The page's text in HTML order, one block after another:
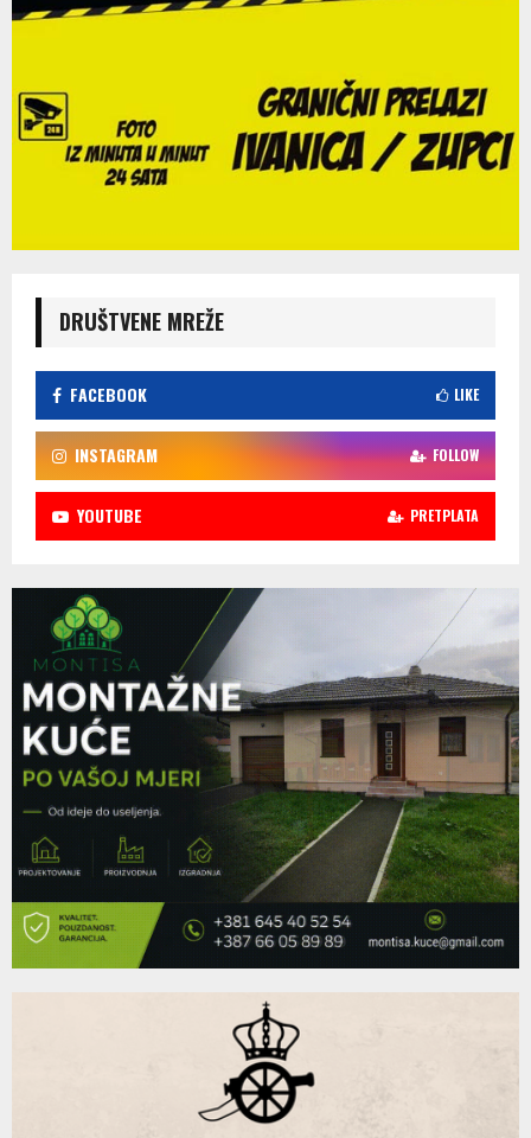
DRUŠTVENE MREŽE
FACEBOOK LIKE
INSTAGRAM FOLLOW
YOUTUBE PRETPLATA